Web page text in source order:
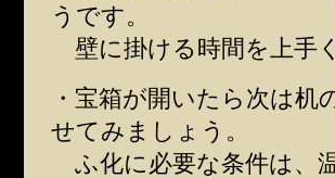
うです。
壁に掛ける時間を上手
・宝箱が開いたら次は
せてみましょう。
ふ化に必要な条件は、